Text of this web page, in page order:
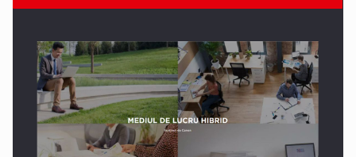
Producatorii si comerciantii care nu se supun noilor